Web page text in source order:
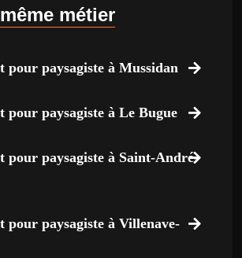
métier
pour paysagiste à Mussidan
pour paysagiste à Le Bugue
pour paysagiste à Saint-André-
pour paysagiste à Villenave-